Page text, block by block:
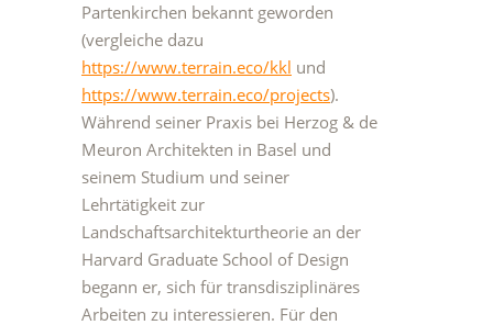
Partenkirchen bekannt geworden
(vergleiche dazu
https://www.terrain.eco/kkl und
https://www.terrain.eco/projects).
Während seiner Praxis bei Herzog & de
Meuron Architekten in Basel und
seinem Studium und seiner
Lehrtätigkeit zur
Landschaftsarchitekturtheorie an der
Harvard Graduate School of Design
begann er, sich für transdisziplinäres
Arbeiten zu interessieren. Für den